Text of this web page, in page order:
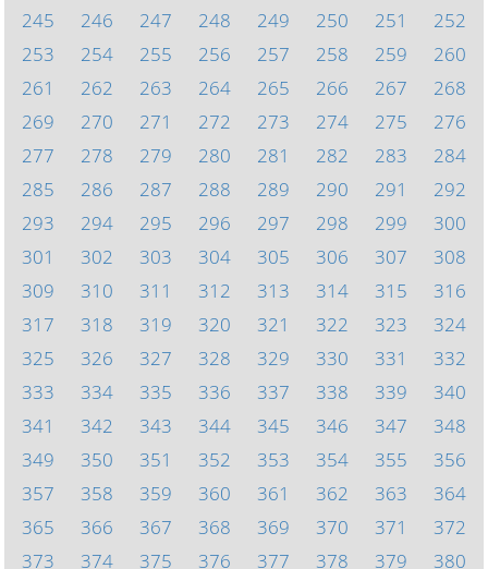
245
246 247 248 249 250 251
252
253
254 255 256 257 258 259
260
261
262 263 264 265 266 267
268
269
270 271 272 273 274 275
276
277
278 279 280 281 282 283
284
285
286 287 288 289 290 291
292
293
294 295 296 297 298 299
300
301
302 303 304 305 306 307
308
309
310 311 312 313 314 315
316
317
318 319 320 321 322 323
324
325
326 327 328 329 330 331
332
333
334 335 336 337 338 339
340
341
342 343 344 345 346 347
348
349
350 351 352 353 354 355
356
357
358 359 360 361 362 363
364
365
366 367 368 369 370 371
372
373
374 375 376 377 378 379 380